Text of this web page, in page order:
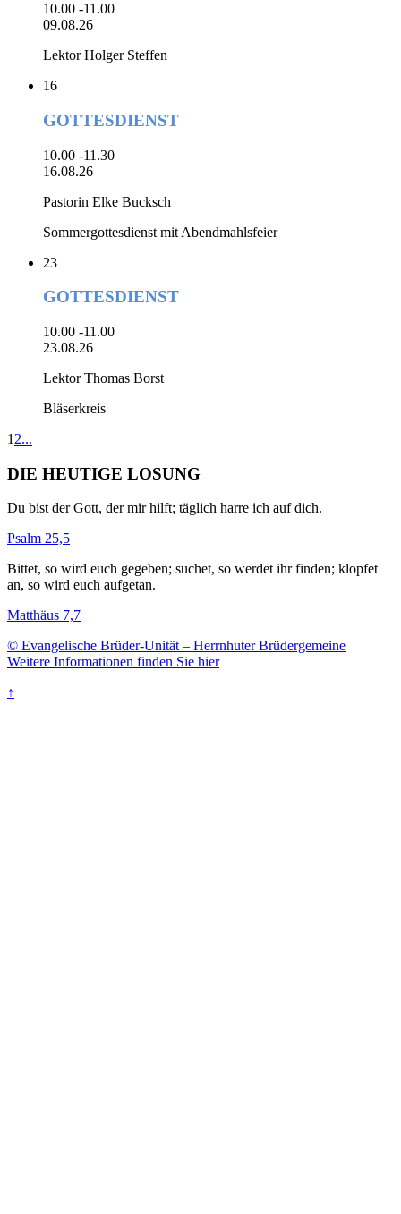
10.00 -11.00
09.08.26
Lektor Holger Steffen
16
GOTTESDIENST
10.00 -11.30
16.08.26
Pastorin Elke Bucksch
Sommergottesdienst mit Abendmahlsfeier
23
GOTTESDIENST
10.00 -11.00
23.08.26
Lektor Thomas Borst
Bläserkreis
1 2...
DIE HEUTIGE LOSUNG
Du bist der Gott, der mir hilft; täglich harre ich auf dich.
Psalm 25,5
Bittet, so wird euch gegeben; suchet, so werdet ihr finden; klopfet
an, so wird euch aufgetan.
Matthäus 7,7
© Evangelische Brüder-Unität – Herrnhuter Brüdergemeine
Weitere Informationen finden Sie hier
↑